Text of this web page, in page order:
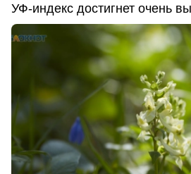
УФ-индекс достигнет очень